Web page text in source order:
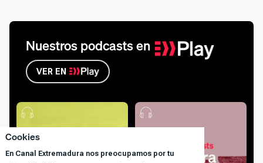
Cookies
En Canal Extremadura nos preocupamos por tu
Nuestros podcasts en
VER EN